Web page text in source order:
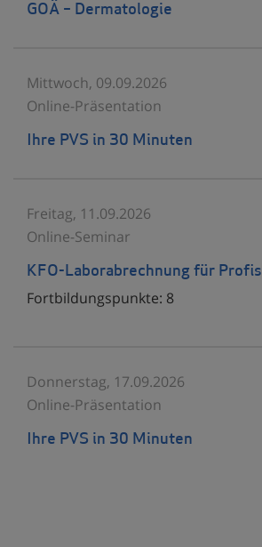
GOÄ – Dermatologie
Mittwoch, 09.09.2026
Online-Präsentation
Ihre PVS in 30 Minuten
Freitag, 11.09.2026
Online-Seminar
KFO-Laborabrechnung für Profis
Fortbildungspunkte: 8
Donnerstag, 17.09.2026
Online-Präsentation
Ihre PVS in 30 Minuten